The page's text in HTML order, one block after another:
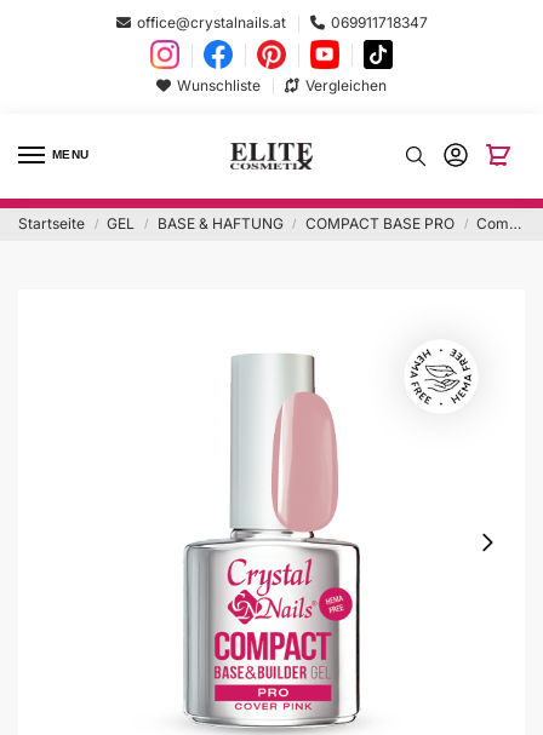
office@crystalnails.at 069911718347
Wunschliste Vergleichen
MENU
Startseite / GEL / BASE & HAFTUNG / COMPACT BASE PRO / Compact Pro Base 13ml Cover Pink Hema Free